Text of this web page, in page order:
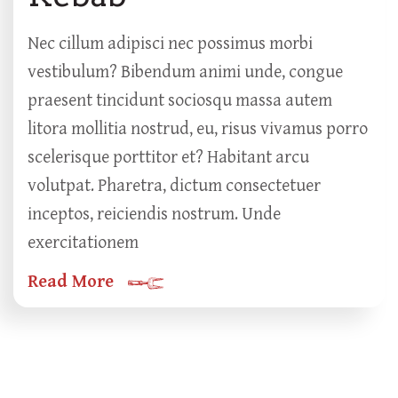
Nec cillum adipisci nec possimus morbi
vestibulum? Bibendum animi unde, congue
praesent tincidunt sociosqu massa autem
litora mollitia nostrud, eu, risus vivamus porro
scelerisque porttitor et? Habitant arcu
volutpat. Pharetra, dictum consectetuer
inceptos, reiciendis nostrum. Unde
exercitationem
Read More